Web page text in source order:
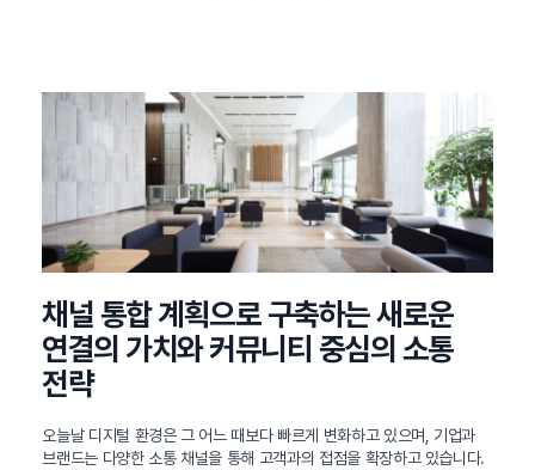
CONTACT
정부지원사업
채널 통합 계획으로 구축하는 새로운
연결의 가치와 커뮤니티 중심의 소통
전략
오늘날 디지털 환경은 그 어느 때보다 빠르게 변화하고 있으며, 기업과
브랜드는 다양한 소통 채널을 통해 고객과의 접점을 확장하고 있습니다.